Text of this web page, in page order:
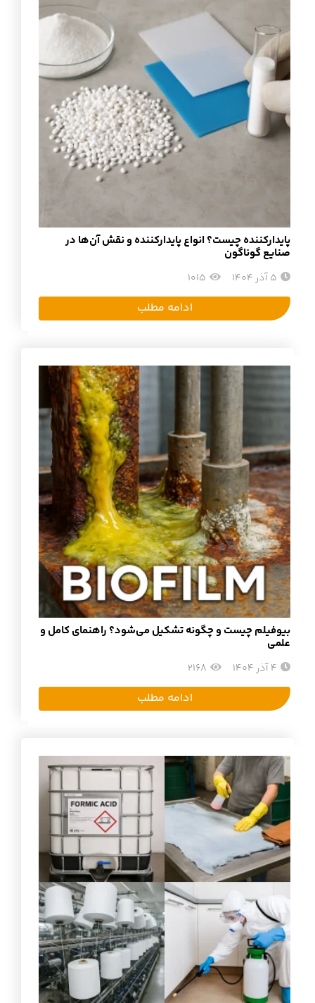
پایدارکننده چیست؟ انواع پایدارکننده و نقش آن‌ها در
صنایع گوناگون
5 آذر 1404 1015
ادامه مطلب
بیوفیلم چیست و چگونه تشکیل می‌شود؟ راهنمای کامل و
علمی
4 آذر 1404 2168
ادامه مطلب